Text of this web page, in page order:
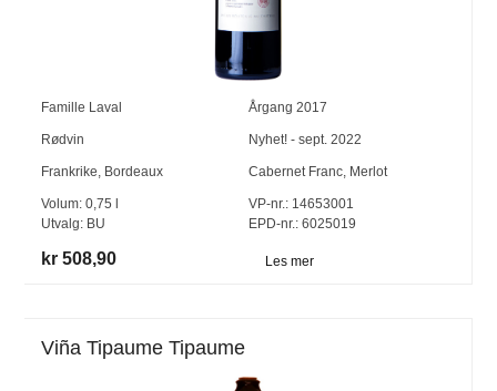
Famille Laval Årgang 2017
Rødvin Nyhet! - sept. 2022
Frankrike, Bordeaux Cabernet Franc, Merlot
Volum:0,75
Utvalg: BU
VP-nr.:14653001
EPD-nr.: 6025019
kr 508,90 Les mer
Viña Tipaume Tipaume